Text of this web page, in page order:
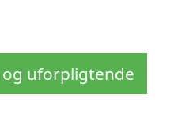
uforpligtende